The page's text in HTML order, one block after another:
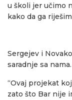
u školi jer učimo
kako da ga
Sergejev i
saradnje sa nama.
“Ovaj projekat
zato što Bar nije